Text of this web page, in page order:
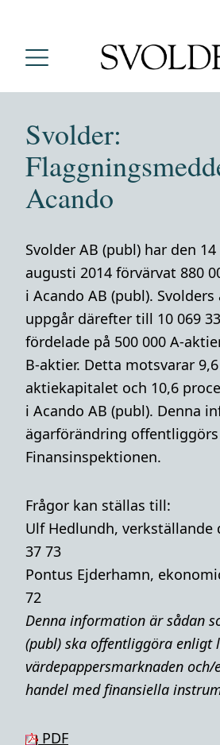
Svolder:
Acando
Svolder AB (publ) har den 14
augusti 2014 förvärvat 880
i Acando AB (publ).
uppgår därefter till 10 069
fördelade på 500 000 A-
B-aktier. Detta motsvarar
aktiekapitalet och 10,6
i Acando AB (publ). Denna
ägarförändring offentliggörs
Finansinspektionen.
Frågor kan ställas till:
Ulf Hedlundh, verkställande
37 73
Pontus Ejderhamn,
72
Denna information är sådan
(publ) ska offentliggöra enligt
värdepappersmarknaden
handel med finansiella
PDF